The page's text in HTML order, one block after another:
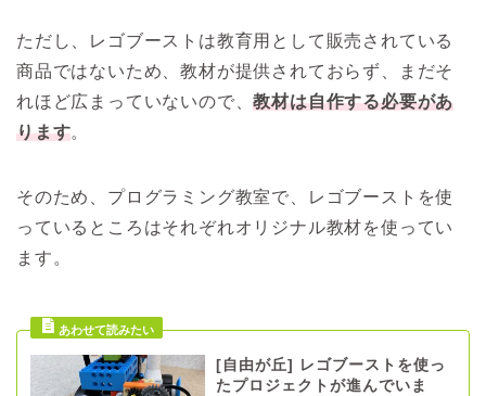
ただし、レゴブーストは教育用として販売されている
商品ではないため、教材が提供されておらず、まだそ
れほど広まっていないので、教材は自作する必要があ
ります。
そのため、プログラミング教室で、レゴブーストを使
っているところはそれぞれオリジナル教材を使ってい
ます。
[自由が丘] レゴブーストを使っ
たプロジェクトが進んでいま